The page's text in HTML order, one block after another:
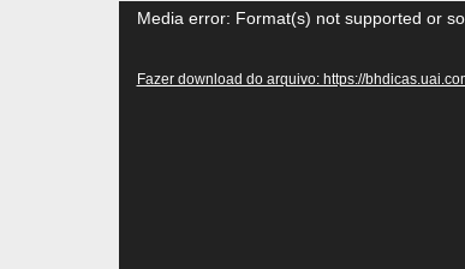
Tocador
vídeo
Media error: Format(s) not supported or
Fazer download do arquivo: https://